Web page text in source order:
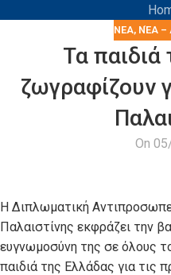
ΝΕΑ, ΝΈΑ –
Τα παιδιά
ζωγραφίζουν
On
Η Διπλωματική
Παλαιστίνης εκφράζει την
ευγνωμοσύνη της σε όλους
παιδιά της Ελλάδας για τις